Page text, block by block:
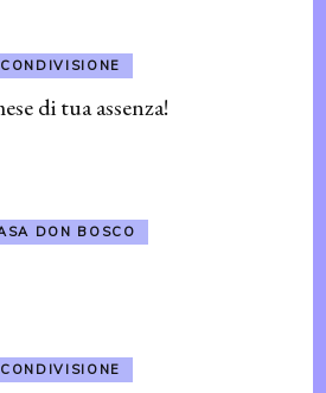
CONDIVISIONE
di tua assenza!
DON BOSCO
CONDIVISIONE